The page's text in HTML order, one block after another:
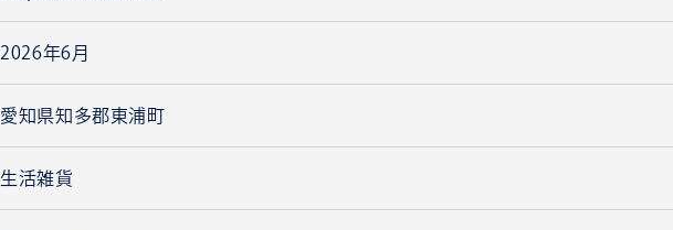
2026年6月
愛知県知多郡東浦町
生活雑貨